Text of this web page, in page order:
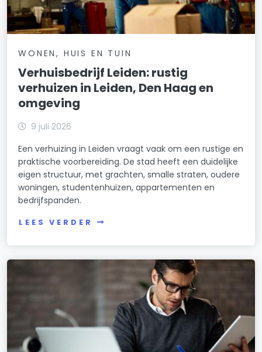
WONEN, HUIS EN TUIN
Verhuisbedrijf Leiden: rustig
verhuizen in Leiden, Den Haag en
omgeving
9 juli 2026
Een verhuizing in Leiden vraagt vaak om een rustige en
praktische voorbereiding. De stad heeft een duidelijke
eigen structuur, met grachten, smalle straten, oudere
woningen, studentenhuizen, appartementen en
bedrijfspanden.
LEES VERDER